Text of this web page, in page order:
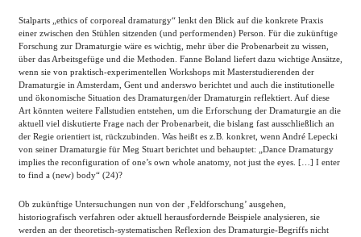
Stalparts „ethics of corporeal dramaturgy“ lenkt den Blick auf die konkrete Praxis
einer zwischen den Stühlen sitzenden (und performenden) Person. Für die zukünftige
Forschung zur Dramaturgie wäre es wichtig, mehr über die Probenarbeit zu wissen,
über das Arbeitsgefüge und die Methoden. Fanne Boland liefert dazu wichtige Ansätze,
wenn sie von praktisch-experimentellen Workshops mit Masterstudierenden der
Dramaturgie in Amsterdam, Gent und anderswo berichtet und auch die institutionelle
und ökonomische Situation des Dramaturgen/der Dramaturgin reflektiert. Auf diese
Art könnten weitere Fallstudien entstehen, um die Erforschung der Dramaturgie an die
aktuell viel diskutierte Frage nach der Probenarbeit, die bislang fast ausschließlich an
der Regie orientiert ist, rückzubinden. Was heißt es z.B. konkret, wenn André Lepecki
von seiner Dramaturgie für Meg Stuart berichtet und behauptet: „Dance Dramaturgy
implies the reconfiguration of one’s own whole anatomy, not just the eyes. […] I enter
to find a (new) body“ (24)?
Ob zukünftige Untersuchungen nun von der ‚Feldforschung’ ausgehen,
historiografisch verfahren oder aktuell herausfordernde Beispiele analysieren, sie
werden an der theoretisch-systematischen Reflexion des Dramaturgie-Begriffs nicht